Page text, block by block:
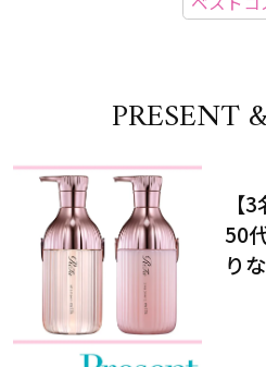
PRESENT
【
50
り